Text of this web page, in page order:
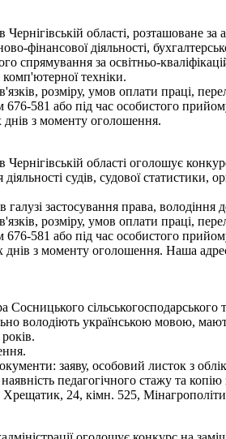
Чернігівській області,
фінансової діяльності,
спрямування за освітньо-
техніки.
розміру, умов оплати праці,
581 або під час особистого
з моменту оголошення.
Чернігівській області оголошує
судів, судової
застосування права,
розміру, умов оплати праці,
581 або під час особистого
з моменту оголошення. Наша
сільськогосподарського
володіють українською мовою,
заяву, особовий листок з
педагогічного стажу та
24, кімн. 525,